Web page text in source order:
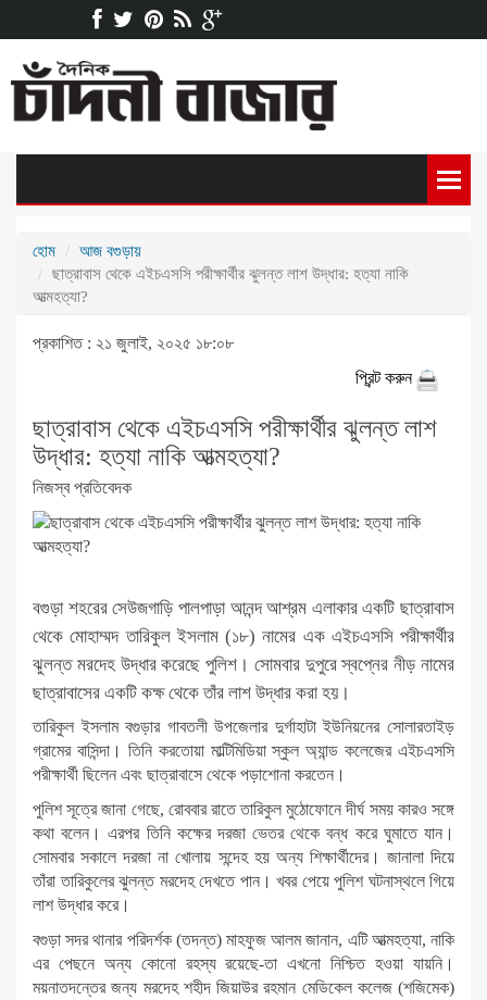
হোম
আজ বগুড়ায়
ছাত্রাবাস থেকে এইচএসসি পরীক্ষার্থীর ঝুলন্ত লাশ উদ্ধার: হত্যা নাকি
আত্মহত্যা?
প্রকাশিত : ২১ জুলাই, ২০২৫ ১৮:০৮
প্রিন্ট করুন
ছাত্রাবাস থেকে এইচএসসি পরীক্ষার্থীর ঝুলন্ত লাশ
উদ্ধার: হত্যা নাকি আত্মহত্যা?
নিজস্ব প্রতিবেদক
বগুড়া শহরের সেউজগাড়ি পালপাড়া আনন্দ আশ্রম এলাকার একটি ছাত্রাবাস
থেকে মোহাম্মদ তারিকুল ইসলাম (১৮) নামের এক এইচএসসি পরীক্ষার্থীর
ঝুলন্ত মরদেহ উদ্ধার করেছে পুলিশ। সোমবার দুপুরে স্বপ্নের নীড় নামের
ছাত্রাবাসের একটি কক্ষ থেকে তাঁর লাশ উদ্ধার করা হয়।
তারিকুল ইসলাম বগুড়ার গাবতলী উপজেলার দুর্গাহাটা ইউনিয়নের সোলারতাইড়
গ্রামের বাসিন্দা। তিনি করতোয়া মাল্টিমিডিয়া স্কুল অ্যান্ড কলেজের এইচএসসি
পরীক্ষার্থী ছিলেন এবং ছাত্রাবাসে থেকে পড়াশোনা করতেন।
পুলিশ সূত্রে জানা গেছে, রোববার রাতে তারিকুল মুঠোফোনে দীর্ঘ সময় কারও সঙ্গে
কথা বলেন। এরপর তিনি কক্ষের দরজা ভেতর থেকে বন্ধ করে ঘুমাতে যান।
সোমবার সকালে দরজা না খোলায় সন্দেহ হয় অন্য শিক্ষার্থীদের। জানালা দিয়ে
তাঁরা তারিকুলের ঝুলন্ত মরদেহ দেখতে পান। খবর পেয়ে পুলিশ ঘটনাস্থলে গিয়ে
লাশ উদ্ধার করে।
বগুড়া সদর থানার পরিদর্শক (তদন্ত) মাহফুজ আলম জানান, এটি আত্মহত্যা, নাকি
এর পেছনে অন্য কোনো রহস্য রয়েছে-তা এখনো নিশ্চিত হওয়া যায়নি।
ময়নাতদন্তের জন্য মরদেহ শহীদ জিয়াউর রহমান মেডিকেল কলেজ (শজিমেক)